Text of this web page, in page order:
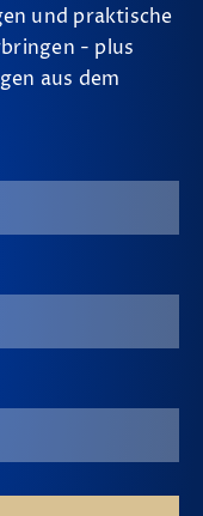
und praktische
- plus
aus dem